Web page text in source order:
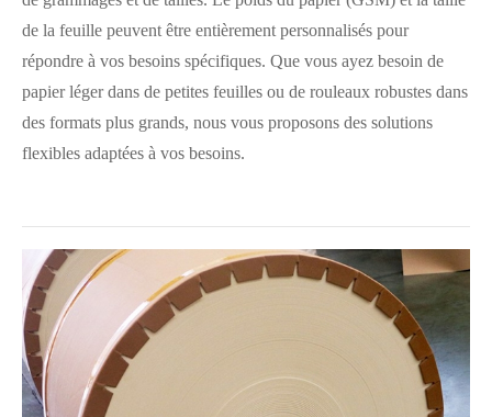
de la feuille peuvent être entièrement personnalisés pour
répondre à vos besoins spécifiques. Que vous ayez besoin de
papier léger dans de petites feuilles ou de rouleaux robustes dans
des formats plus grands, nous vous proposons des solutions
flexibles adaptées à vos besoins.